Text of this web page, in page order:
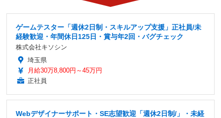
ゲームテスター「週休2日制・スキルアップ支援」正社員/未
経験歓迎・年間休日125日・賞与年2回・バグチェック
株式会社キソシン
埼玉県
月給30万8,800円～45万円
正社員
Webデザイナーサポート・SE志望歓迎「週休2日制/」・未経